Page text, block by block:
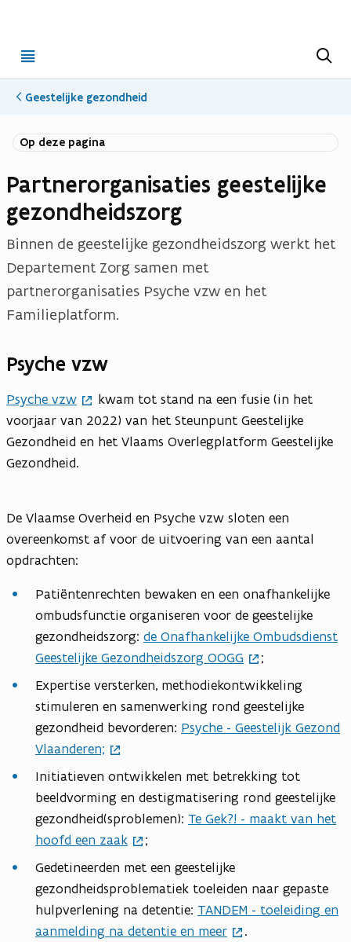
menu
Geestelijke gezondheid
Op deze pagina
Partnerorganisaties geestelijke
gezondheidszorg
Binnen de geestelijke gezondheidszorg werkt het
Departement Zorg samen met
partnerorganisaties Psyche vzw en het
Familieplatform.
Psyche vzw
Psyche vzw
kwam tot stand na een fusie (in het
voorjaar van 2022) van het Steunpunt Geestelijke
Gezondheid en het Vlaams Overlegplatform Geestelijke
Gezondheid.
De Vlaamse Overheid en Psyche vzw sloten een
overeenkomst af voor de uitvoering van een aantal
opdrachten:
Patiëntenrechten bewaken en een onafhankelijke
ombudsfunctie organiseren voor de geestelijke
gezondheidszorg: de Onafhankelijke Ombudsdienst
Geestelijke Gezondheidszorg OOGG
;
Expertise versterken, methodiekontwikkeling
stimuleren en samenwerking rond geestelijke
gezondheid bevorderen: Psyche - Geestelijk Gezond
Vlaanderen;
Initiatieven ontwikkelen met betrekking tot
beeldvorming en destigmatisering rond geestelijke
gezondheid(sproblemen): Te Gek?! - maakt van het
hoofd een zaak
;
Gedetineerden met een geestelijke
gezondheidsproblematiek toeleiden naar gepaste
hulpverlening na detentie: TANDEM - toeleiding en
aanmelding na detentie en meer
.